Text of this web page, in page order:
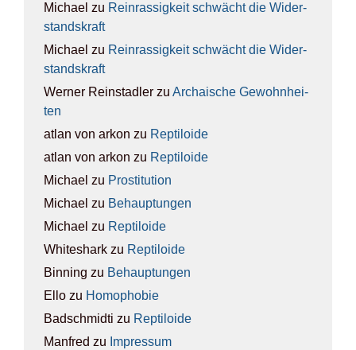
Michael zu Rein­ras­sig­keit schwächt die Wider­
stands­kraft
Michael zu Rein­ras­sig­keit schwächt die Wider­
stands­kraft
Werner Reinstadler zu Archai­sche Gewohn­hei­
ten
atlan von arkon zu Rep­ti­lo­ide
atlan von arkon zu Rep­ti­lo­ide
Michael zu Pro­sti­tu­ti­on
Michael zu Behaup­tun­gen
Michael zu Rep­ti­lo­ide
Whiteshark zu Rep­ti­lo­ide
Binning zu Behaup­tun­gen
Ello zu Homo­pho­bie
Badschmidti zu Rep­ti­lo­ide
Manfred zu Impres­sum